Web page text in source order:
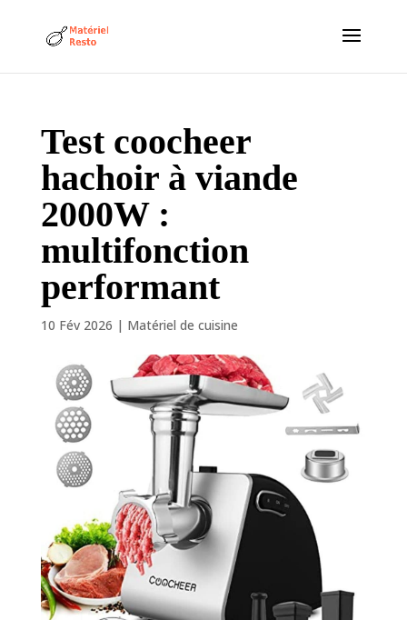
Test coocheer
hachoir à viande
2000W :
multifonction
performant
10 Fév 2026 | Matériel de cuisine